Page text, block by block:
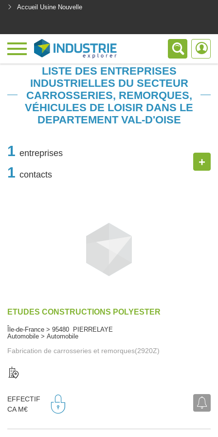
Accueil Usine Nouvelle
LISTE DES ENTREPRISES
INDUSTRIELLES DU SECTEUR
CARROSSERIES, REMORQUES,
VÉHICULES DE LOISIR DANS LE
DEPARTEMENT VAL-D'OISE
1 entreprises
1 contacts
+
ETUDES CONSTRUCTIONS POLYESTER
Île-de-France > 95480 PIERRELAYE
Automobile > Automobile
Fabrication de carrosseries et remorques(2920Z)
EFFECTIF
CA M€